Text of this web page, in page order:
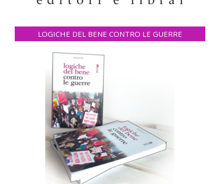
LOGICHE DEL BENE CONTRO LE GUERRE